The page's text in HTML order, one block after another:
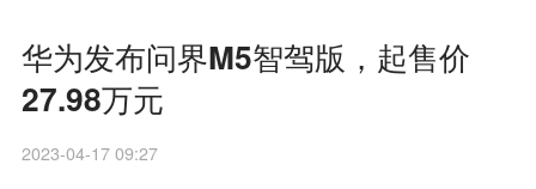
华为发布问界M5智驾版，起售价
27.98万元
2023-04-17 09:27